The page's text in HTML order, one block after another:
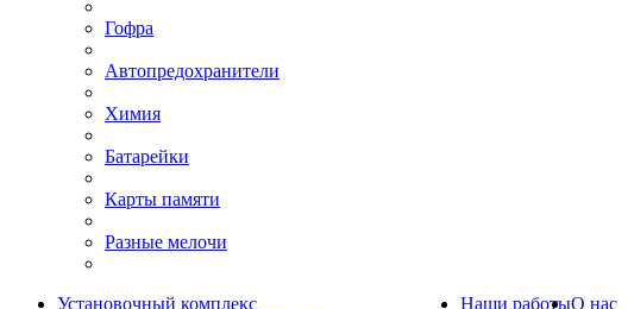
Гофра
Автопредохранители
Химия
Батарейки
Карты памяти
Разные мелочи
Установочный комплекс
Наши работыО нас